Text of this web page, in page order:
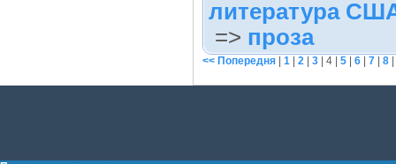
литература
=> проза
<< Попередня| 1| 2| 3| 4| 5| 6| 7| 8|